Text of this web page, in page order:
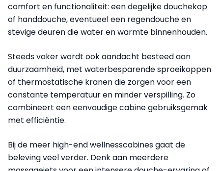
comfort en functionaliteit: een degelijke douchekop
of handdouche, eventueel een regendouche en
stevige deuren die water en warmte binnenhouden.
Steeds vaker wordt ook aandacht besteed aan
duurzaamheid, met waterbesparende sproeikoppen
of thermostatische kranen die zorgen voor een
constante temperatuur en minder verspilling. Zo
combineert een eenvoudige cabine gebruiksgemak
met efficiëntie.
Bij de meer high-end wellnesscabines gaat de
beleving veel verder. Denk aan meerdere